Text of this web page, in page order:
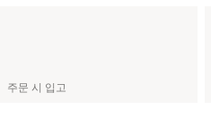
주문 시 입고